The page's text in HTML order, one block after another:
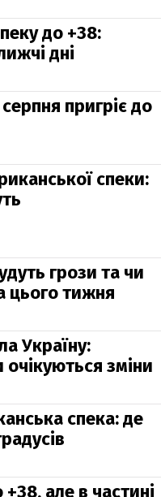
до +38:
дні
пригріє до
спеки:
грози та чи
цього тижня
Україну:
зміни
спека: де
але в частині